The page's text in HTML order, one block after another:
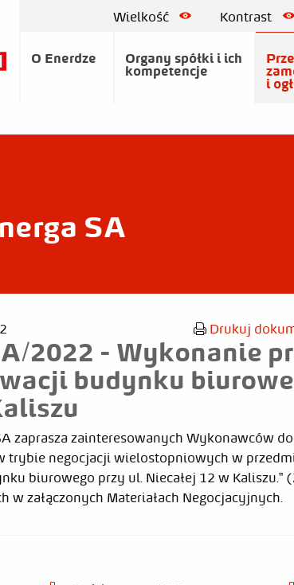
Wielkość Kontrast
O Enerdze
Organy spółki i ich
kompetencje
i
SA
Drukuj
2022 - Wykonanie
budynku
zaprasza zainteresowanych Wykonawców
trybie negocjacji wielostopniowych w
biurowego przy ul. Niecałej 12 w Kaliszu.”
w załączonych Materiałach Negocjacyjnych.